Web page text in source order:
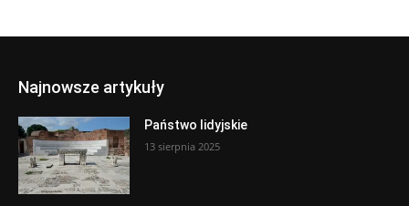
Najnowsze artykuły
Państwo lidyjskie
13 sierpnia 2025